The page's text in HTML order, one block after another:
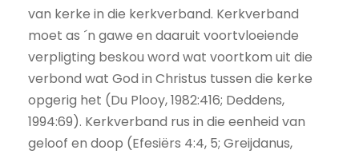
van kerke in die kerkverband. Kerkverband
moet as ´n gawe en daaruit voortvloeiende
verpligting beskou word wat voortkom uit die
verbond wat God in Christus tussen die kerke
opgerig het (Du Plooy, 1982:416; Deddens,
1994:69). Kerkverband rus in die eenheid van
geloof en doop (Efesiërs 4:4, 5; Greijdanus,